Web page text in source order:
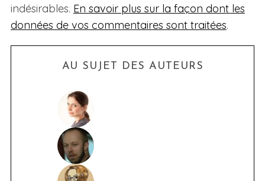
indésirables. En savoir plus sur la façon dont les
données de vos commentaires sont traitées.
AU SUJET DES AUTEURS